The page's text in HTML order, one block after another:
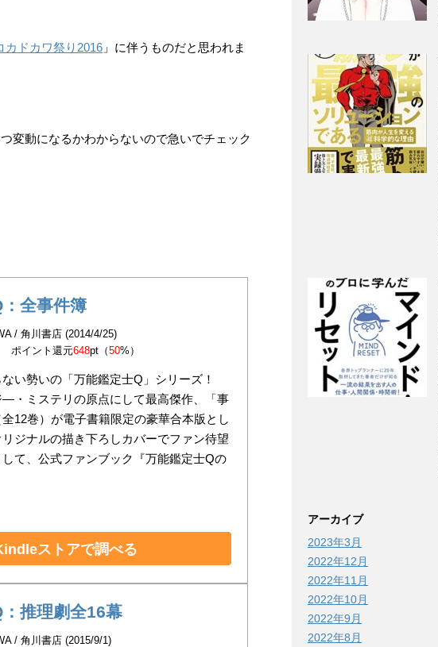
カドカワ祭り2016 」に伴うものだと思われま
変動になるかわからないので急いでチェック
全事件簿
/ 角川書店 (2014/4/25)
イント還元648pt（50%）
ない勢いの「万能鑑定士Q」シリーズ！
―・ミステリの原点にして最高傑作、「事
12巻）が電子書籍限定の豪華合本版とし
ジナルの描き下ろしカバーでファン待望
て、公式ファンブック『万能鑑定士Qの
ストアで調べる
推理劇全16幕
/ 角川書店 (2015/9/1)
アーカイブ
2023年3月
2022年12月
2022年11月
2022年10月
2022年9月
2022年8月